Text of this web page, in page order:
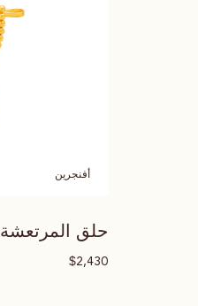
أفنجرين
حلق المرتعشة
$2,430